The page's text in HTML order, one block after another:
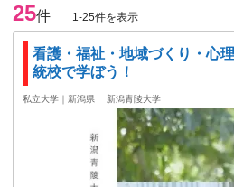
25件 1-25件を表示
看護・福祉・地域づくり・心
統校で学ぼう！
私立大学｜新潟県 新潟青陵大学